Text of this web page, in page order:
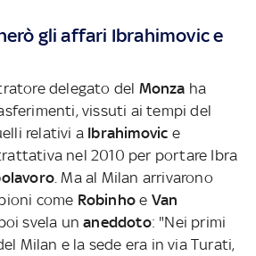
gli affari Ibrahimovic e
delegato del Monza ha
vissuti ai tempi del
relativi a Ibrahimovic e
trattativa nel 2010 per portare Ibra
. Ma al Milan arrivarono
come Robinho e Van
svela unaneddoto: "Nei primi
Milan e la sede era in via Turati,